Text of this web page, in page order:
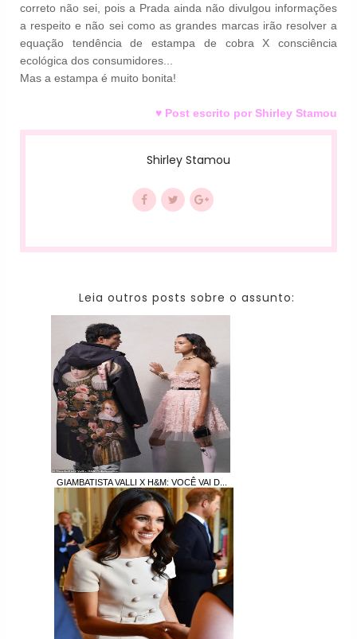
correto não sei, pois a Prada ainda não divulgou informações
a respeito e não sei como as grandes marcas irão resolver a
equação tendência de estampa de cobra X consciência
ecológica dos consumidores...
Mas a estampa é muito bonita!
♥ Post escrito por Shirley Stamou
Shirley Stamou
Leia outros posts sobre o assunto:
GIAMBATISTA VALLI X H&M: VOCÊ VAI D...